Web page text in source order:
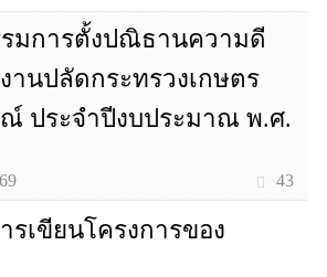
มการตั้งปณิธานความดี
านปลัดกระทรวงเกษตร
ประจำปีงบประมาณ พ.ศ.
43
รเขียนโครงการของ